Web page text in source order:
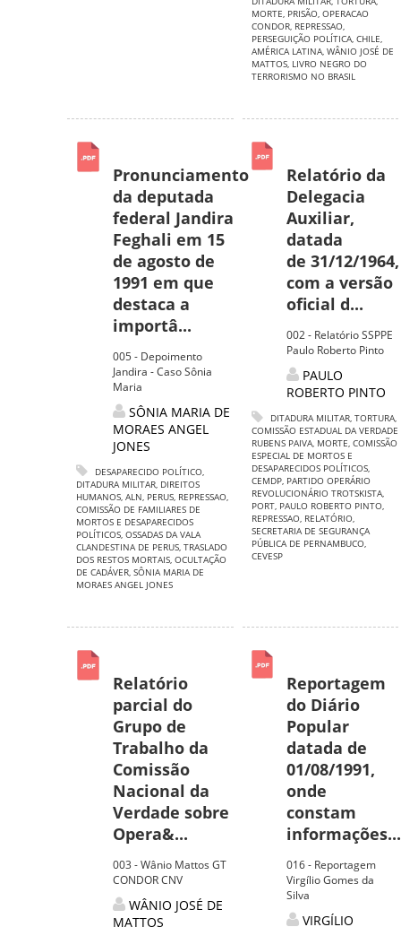
MORTE, PRISÃO, OPERACAO
CONDOR, REPRESSAO,
PERSEGUIÇÃO POLÍTICA, CHILE,
AMÉRICA LATINA, WÂNIO JOSÉ DE
MATTOS, LIVRO NEGRO DO
TERRORISMO NO BRASIL
Pronunciamento
da deputada
federal Jandira
Feghali em 15
de agosto de
1991 em que
destaca a
importâ...
005 - Depoimento
Jandira - Caso Sônia
Maria
SÔNIA MARIA DE
MORAES ANGEL
JONES
DESAPARECIDO POLÍTICO,
DITADURA MILITAR, DIREITOS
HUMANOS, ALN, PERUS, REPRESSAO,
COMISSÃO DE FAMILIARES DE
MORTOS E DESAPARECIDOS
POLÍTICOS, OSSADAS DA VALA
CLANDESTINA DE PERUS, TRASLADO
DOS RESTOS MORTAIS, OCULTAÇÃO
DE CADÁVER, SÔNIA MARIA DE
MORAES ANGEL JONES
Relatório da
Delegacia
Auxiliar,
datada
de 31/12/1964,
com a versão
oficial d...
002 - Relatório SSPPE
Paulo Roberto Pinto
PAULO
ROBERTO PINTO
DITADURA MILITAR, TORTURA,
COMISSÃO ESTADUAL DA VERDADE
RUBENS PAIVA, MORTE, COMISSÃO
ESPECIAL DE MORTOS E
DESAPARECIDOS POLÍTICOS,
CEMDP, PARTIDO OPERÁRIO
REVOLUCIONÁRIO TROTSKISTA,
PORT, PAULO ROBERTO PINTO,
REPRESSAO, RELATÓRIO,
SECRETARIA DE SEGURANÇA
PÚBLICA DE PERNAMBUCO,
CEVESP
Relatório
parcial do
Grupo de
Trabalho da
Comissão
Nacional da
Verdade sobre
Opera&...
003 - Wânio Mattos GT
CONDOR CNV
WÂNIO JOSÉ DE
MATTOS
Reportagem
do Diário
Popular
datada de
01/08/1991,
onde
constam
informações...
016 - Reportagem
Virgílio Gomes da
Silva
VIRGÍLIO